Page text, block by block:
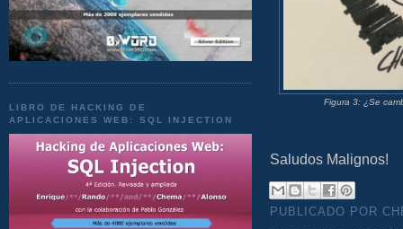
LIBRO DE HACKING DE
APLICACIONES WEB: SQL INJECTION
Figura 3: ¿Se
Saludos Malignos!
PUBLICADO POR